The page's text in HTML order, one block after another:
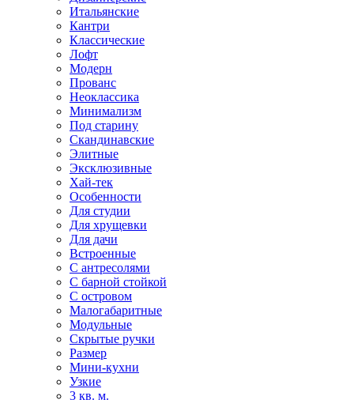
Итальянские
Кантри
Классические
Лофт
Модерн
Прованс
Неоклассика
Минимализм
Под старину
Скандинавские
Элитные
Эксклюзивные
Хай-тек
Особенности
Для студии
Для хрущевки
Для дачи
Встроенные
С антресолями
С барной стойкой
С островом
Малогабаритные
Модульные
Скрытые ручки
Размер
Мини-кухни
Узкие
3 кв. м.